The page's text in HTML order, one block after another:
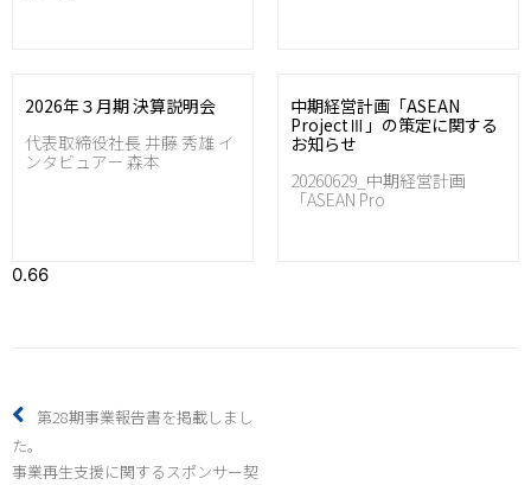
2026年３月期 決算説明会
代表取締役社長 井藤 秀雄 イ
ンタビュアー 森本
中期経営計画「ASEAN
ProjectⅢ」の策定に関する
お知らせ
20260629_中期経営計画
「ASEAN Pro
第28期事業報告書を掲載しまし
た。
事業再生支援に関するスポンサー契